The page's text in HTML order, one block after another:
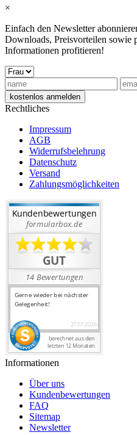
×
Einfach den Newsletter
Downloads, Preisvorteilen sowie
Informationen profitieren!
Rechtliches
Impressum
AGB
Widerrufsbelehrung
Datenschutz
Versand
Zahlungsmöglichkeiten
Informationen
Über uns
Kundenbewertungen
FAQ
Sitemap
Newsletter